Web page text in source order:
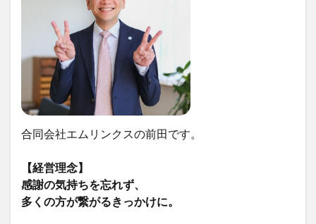
合同会社エムリンクスの前田です。
【経営理念】
感謝の気持ちを忘れず、
多くの方が繋がるきっかけに。